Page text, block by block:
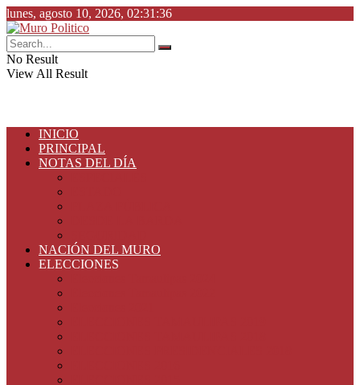
lunes, agosto 10, 2026, 02:31:36
No Result
View All Result
INICIO
PRINCIPAL
NOTAS DEL DÍA
NACIÓN DEL MURO
ELECCIONES